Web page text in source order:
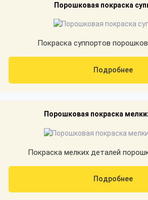
Порошковая покраска
Покраска суппортов
Подробнее
Порошковая покраска
Покраска мелких деталей
Подробнее